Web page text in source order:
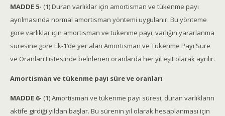
MADDE 5- (1) Duran varlıklar için amortisman ve tükenme payı
ayrılmasında normal amortisman yöntemi uygulanır. Bu yönteme
göre varlıklar için amortisman ve tükenme payı, varlığın yararlanma
süresine göre Ek-1’de yer alan Amortisman ve Tükenme Payı Süre
ve Oranları Listesinde belirlenen oranlarda her yıl eşit olarak ayrılır.
Amortisman ve tükenme payı süre ve oranları
MADDE 6- (1) Amortisman ve tükenme payı süresi, duran varlıkların
aktife girdiği yıldan başlar. Bu sürenin yıl olarak hesaplanması için